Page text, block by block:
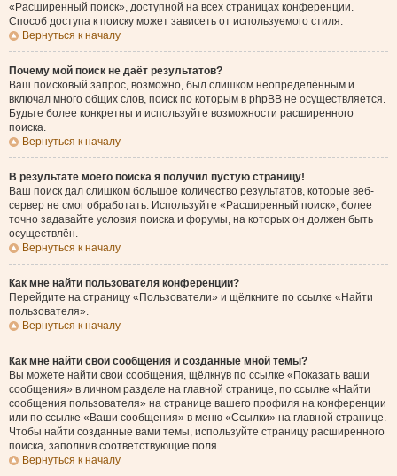
«Расширенный поиск», доступной на всех страницах конференции.
Способ доступа к поиску может зависеть от используемого стиля.
Вернуться к началу
Почему мой поиск не даёт результатов?
Ваш поисковый запрос, возможно, был слишком неопределённым и
включал много общих слов, поиск по которым в phpBB не осуществляется.
Будьте более конкретны и используйте возможности расширенного
поиска.
Вернуться к началу
В результате моего поиска я получил пустую страницу!
Ваш поиск дал слишком большое количество результатов, которые веб-
сервер не смог обработать. Используйте «Расширенный поиск», более
точно задавайте условия поиска и форумы, на которых он должен быть
осуществлён.
Вернуться к началу
Как мне найти пользователя конференции?
Перейдите на страницу «Пользователи» и щёлкните по ссылке «Найти
пользователя».
Вернуться к началу
Как мне найти свои сообщения и созданные мной темы?
Вы можете найти свои сообщения, щёлкнув по ссылке «Показать ваши
сообщения» в личном разделе на главной странице, по ссылке «Найти
сообщения пользователя» на странице вашего профиля на конференции
или по ссылке «Ваши сообщения» в меню «Ссылки» на главной странице.
Чтобы найти созданные вами темы, используйте страницу расширенного
поиска, заполнив соответствующие поля.
Вернуться к началу